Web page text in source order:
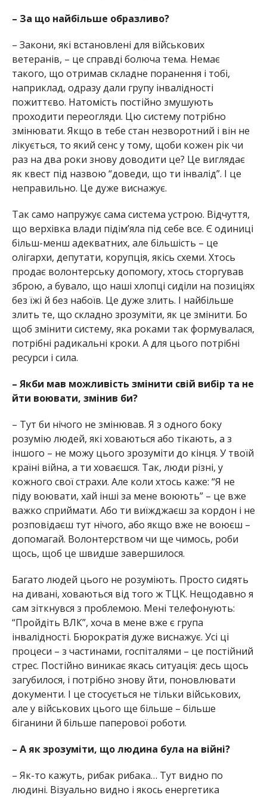
– За що найбільше образливо?
– Закони, які встановлені для військових
ветеранів, – це справді болюча тема. Немає
такого, що отримав складне поранення і тобі,
наприклад, одразу дали групу інвалідності
пожиттєво. Натомість постійно змушують
проходити переогляди. Цю систему потрібно
змінювати. Якщо в тебе стан незворотний і він не
лікується, то який сенс у тому, щоби кожен рік чи
раз на два роки знову доводити це? Це виглядає
як квест під назвою “доведи, що ти інвалід”. І це
неправильно. Це дуже виснажує.
Так само напружує сама система устрою. Відчуття,
що верхівка влади підім’яла під себе все. Є одиниці
більш-менш адекватних, але більшість – це
олігархи, депутати, корупція, якісь схеми. Хтось
продає волонтерську допомогу, хтось сторгував
зброю, а бувало, що наші хлопці сиділи на позиціях
без їжі й без набоїв. Це дуже злить. І найбільше
злить те, що складно зрозуміти, як це змінити. Бо
щоб змінити систему, яка роками так формувалася,
потрібні радикальні кроки. А для цього потрібні
ресурси і сила.
– Якби мав можливість змінити свій вибір та не
йти воювати, змінив би?
– Тут би нічого не змінював. Я з одного боку
розумію людей, які ховаються або тікають, а з
іншого – не можу цього зрозуміти до кінця. У твоїй
країні війна, а ти ховаєшся. Так, люди різні, у
кожного свої страхи. Але коли хтось каже: “Я не
піду воювати, хай інші за мене воюють” – це вже
важко сприймати. Або ти виїжджаєш за кордон і не
розповідаєш тут нічого, або якщо вже не воюєш –
допомагай. Волонтерством чи ще чимось, роби
щось, щоб це швидше завершилося.
Багато людей цього не розуміють. Просто сидять
на дивані, ховаються від того ж ТЦК. Нещодавно я
сам зіткнувся з проблемою. Мені телефонують:
“Пройдіть ВЛК”, хоча в мене вже є група
інвалідності. Бюрократія дуже виснажує. Усі ці
процеси – з частинами, госпіталями – це постійний
стрес. Постійно виникає якась ситуація: десь щось
загубилося, і потрібно знову йти, поновлювати
документи. І це стосується не тільки військових,
але у військових цього ще більше – більше
біганини й більше паперової роботи.
– А як зрозуміти, що людина була на війні?
– Як-то кажуть, рибак рибака… Тут видно по
людині. Візуально видно і якось енергетика